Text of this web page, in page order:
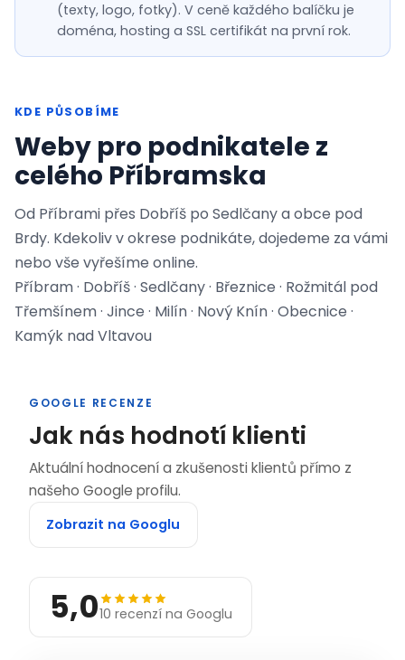
(texty, logo, fotky). V ceně každého balíčku je
doména, hosting a SSL certifikát na první rok.
KDE PŮSOBÍME
Weby pro podnikatele z
celého Příbramska
Od Příbrami přes Dobříš po Sedlčany a obce pod
Brdy. Kdekoliv v okrese podnikáte, dojedeme za vámi
nebo vše vyřešíme online.
Příbram · Dobříš · Sedlčany · Březnice · Rožmitál pod
Třemšínem · Jince · Milín · Nový Knín · Obecnice ·
Kamýk nad Vltavou
GOOGLE RECENZE
Jak nás hodnotí klienti
Aktuální hodnocení a zkušenosti klientů přímo z
našeho Google profilu.
Zobrazit na Googlu
5,010 recenzí na Googlu